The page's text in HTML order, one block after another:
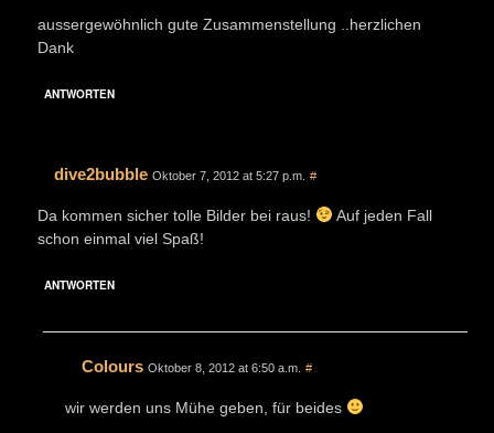
aussergewöhnlich gute Zusammenstellung ..herzlichen
Dank
ANTWORTEN
dive2bubble Oktober 7, 2012 at 5:27 p.m. #
Da kommen sicher tolle Bilder bei raus!
Auf jeden Fall
schon einmal viel Spaß!
ANTWORTEN
Colours Oktober 8, 2012 at 6:50 a.m. #
wir werden uns Mühe geben, für beides